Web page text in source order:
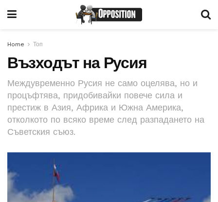
Home Топ
Възходът на Русия
Междувременно Русия не само оцелява, но и
процъфтява, придобивайки повече сила и
престиж в Азия, Африка и Южна Америка,
отколкото по всяко време след разпадането на
Съветския съюз.